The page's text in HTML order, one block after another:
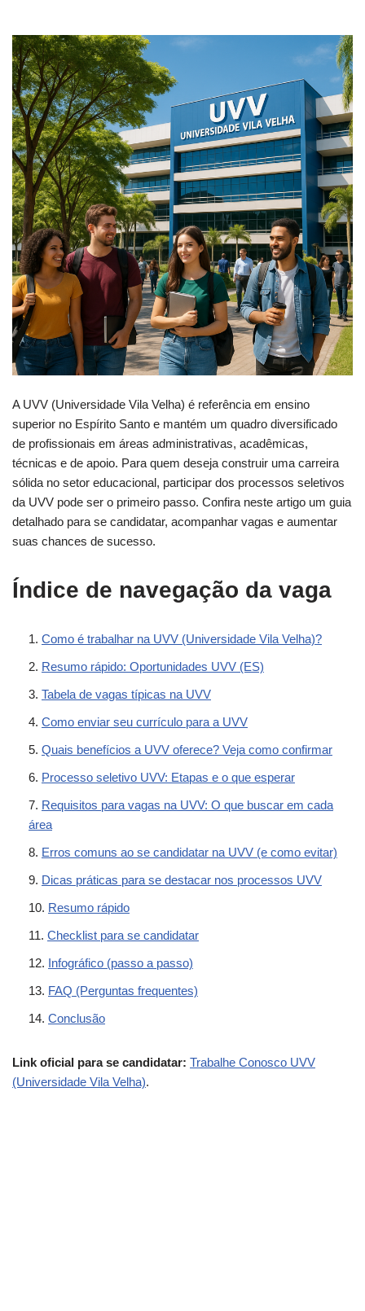
A UVV (Universidade Vila Velha) é referência em ensino
superior no Espírito Santo e mantém um quadro diversificado
de profissionais em áreas administrativas, acadêmicas,
técnicas e de apoio. Para quem deseja construir uma carreira
sólida no setor educacional, participar dos processos seletivos
da UVV pode ser o primeiro passo. Confira neste artigo um guia
detalhado para se candidatar, acompanhar vagas e aumentar
suas chances de sucesso.
Índice de navegação da vaga
Como é trabalhar na UVV (Universidade Vila Velha)?
Resumo rápido: Oportunidades UVV (ES)
Tabela de vagas típicas na UVV
Como enviar seu currículo para a UVV
Quais benefícios a UVV oferece? Veja como confirmar
Processo seletivo UVV: Etapas e o que esperar
Requisitos para vagas na UVV: O que buscar em cada
área
Erros comuns ao se candidatar na UVV (e como evitar)
Dicas práticas para se destacar nos processos UVV
Resumo rápido
Checklist para se candidatar
Infográfico (passo a passo)
FAQ (Perguntas frequentes)
Conclusão
Link oficial para se candidatar: Trabalhe Conosco UVV
(Universidade Vila Velha).